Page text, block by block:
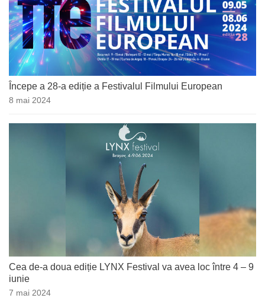
Începe a 28-a ediție a Festivalul Filmului European
8 mai 2024
Cea de-a doua ediție LYNX Festival va avea loc între 4 – 9
iunie
7 mai 2024